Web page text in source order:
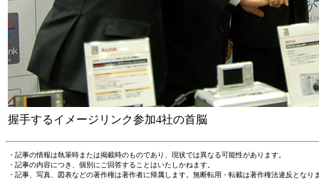
握手するイメージリンク参加4社の首脳
・記事の情報は執筆時または掲載時のものであり、現状では異なる可能性があります。
・記事の内容につき、個別にご回答することはいたしかねます。
・記事、写真、図表などの著作権は著作者に帰属します。無断転用・転載は著作権法違反とな